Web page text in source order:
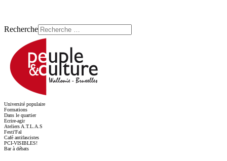
Recherche
Université populaire
Formations
Dans le quartier
Ecrire-agir
Ateliers A.T.L.A.S
Festi'Fal
Café antifascistes
PCI-VISIBLES!
Bar à débats